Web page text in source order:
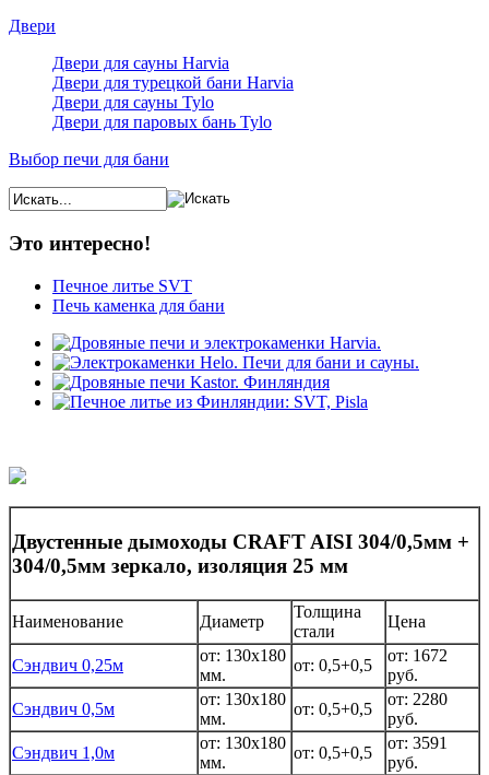
Двери
Двери для сауны Harvia
Двери для турецкой бани Harvia
Двери для сауны Tylo
Двери для паровых бань Tylo
Выбор печи для бани
Это интересно!
Печное литье SVT
Печь каменка для бани
Двустенные дымоходы CRAFT AISI 304/0,5мм +
304/0,5мм зеркало, изоляция 25 мм
Наименование Диаметр
Толщина
стали
Цена
Сэндвич 0,25м
от: 130x180
мм.
от: 0,5+0,5
от: 1672
руб.
Сэндвич 0,5м
от: 130x180
мм.
от: 0,5+0,5
от: 2280
руб.
Сэндвич 1,0м
от: 130x180
мм.
от: 0,5+0,5
от: 3591
руб.